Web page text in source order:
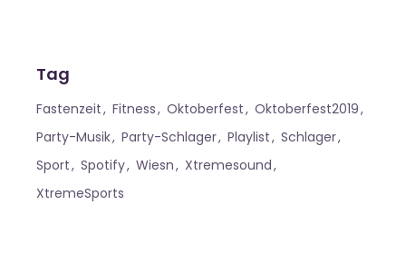
Tag
Fastenzeit Fitness Oktoberfest
Oktoberfest2019
Party-Musik
Party-Schlager Playlist
Schlager
Sport
Spotify Wiesn
Xtremesound
XtremeSports